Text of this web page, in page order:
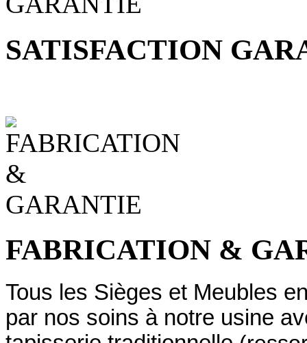
SATISFACTION
FABRICATION &
Tous les Sièges et Meubles
par nos soins à notre usine